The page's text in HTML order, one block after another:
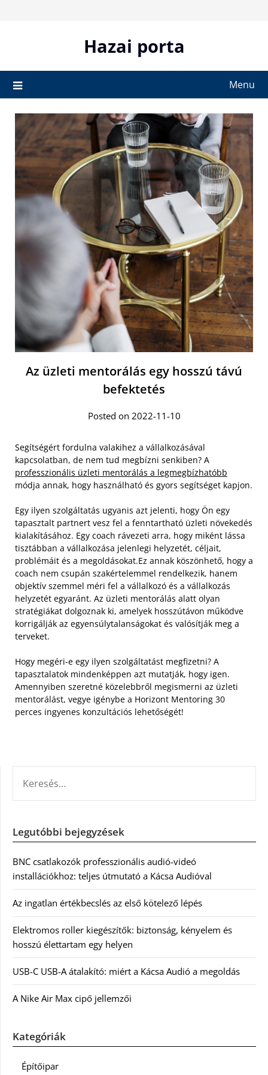
Hazai porta
Menu
Az üzleti mentorálás egy hosszú távú
befektetés
Posted on 2022-11-10
Segítségért fordulna valakihez a vállalkozásával
kapcsolatban, de nem tud megbízni senkiben? A
professzionális üzleti mentorálás a legmegbízhatóbb
módja annak, hogy használható és gyors segítséget kapjon.
Egy ilyen szolgáltatás ugyanis azt jelenti, hogy Ön egy
tapasztalt partnert vesz fel a fenntartható üzleti növekedés
kialakításához. Egy coach rávezeti arra, hogy miként lássa
tisztábban a vállalkozása jelenlegi helyzetét, céljait,
problémáit és a megoldásokat.Ez annak köszönhető, hogy a
coach nem csupán szakértelemmel rendelkezik, hanem
objektív szemmel méri fel a vállalkozó és a vállalkozás
helyzetét egyaránt. Az üzleti mentorálás alatt olyan
stratégiákat dolgoznak ki, amelyek hosszútávon működve
korrigálják az egyensúlytalanságokat és valósítják meg a
terveket.
Hogy megéri-e egy ilyen szolgáltatást megfizetni? A
tapasztalatok mindenképpen azt mutatják, hogy igen.
Amennyiben szeretné közelebbről megismerni az üzleti
mentorálást, vegye igénybe a Horizont Mentoring 30
perces ingyenes konzultációs lehetőségét!
Legutóbbi bejegyzések
BNC csatlakozók professzionális audió-videó
installációkhoz: teljes útmutató a Kácsa Audióval
Az ingatlan értékbecslés az első kötelező lépés
Elektromos roller kiegészítők: biztonság, kényelem és
hosszú élettartam egy helyen
USB-C USB-A átalakító: miért a Kácsa Audió a megoldás
A Nike Air Max cipő jellemzői
Kategóriák
Építőipar